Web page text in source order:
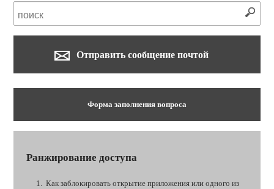
Отправить сообщение почтой
Форма заполнения вопроса
Ранжирование доступа
Как заблокировать открытие приложения или одного из